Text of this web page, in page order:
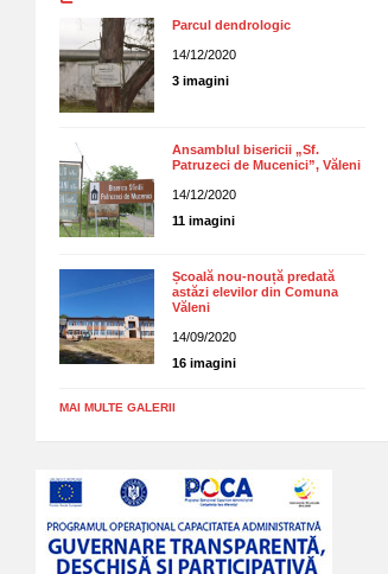
Parcul dendrologic
14/12/2020
3 imagini
Ansamblul bisericii „Sf.
Patruzeci de Mucenici”, Văleni
14/12/2020
11 imagini
Școală nou-nouță predată
astăzi elevilor din Comuna
Văleni
14/09/2020
16 imagini
MAI MULTE GALERII